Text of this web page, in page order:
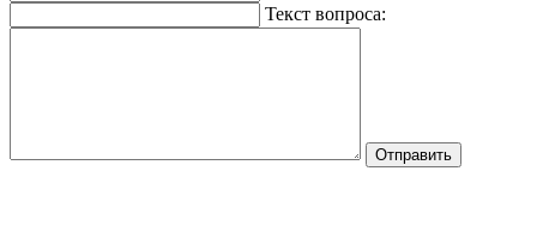
Текст вопроса: